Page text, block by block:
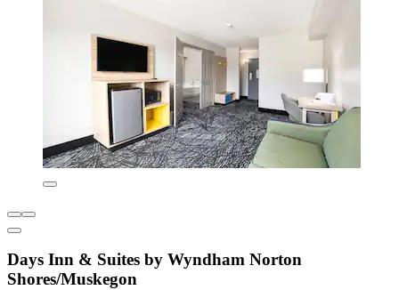
Days Inn & Suites by Wyndham Norton
Shores/Muskegon